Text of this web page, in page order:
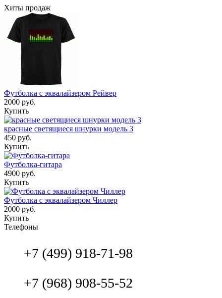
Хиты продаж
Футболка с эквалайзером Рейвер
2000 руб.
Купить
красные светящиеся шнурки модель 3
450 руб.
Купить
Футболка-гитара
4900 руб.
Купить
Футболка с эквалайзером Чиллер
2000 руб.
Купить
Телефоны
+7 (499) 918-71-98
+7 (968) 908-55-52